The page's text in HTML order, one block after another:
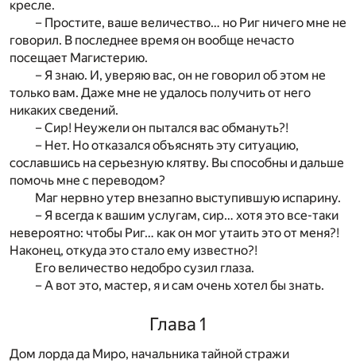
кресле.
– Простите, ваше величество… но Риг ничего мне не
говорил. В последнее время он вообще нечасто
посещает Магистерию.
– Я знаю. И, уверяю вас, он не говорил об этом не
только вам. Даже мне не удалось получить от него
никаких сведений.
– Сир! Неужели он пытался вас обмануть?!
– Нет. Но отказался объяснять эту ситуацию,
сославшись на серьезную клятву. Вы способны и дальше
помочь мне с переводом?
Маг нервно утер внезапно выступившую испарину.
– Я всегда к вашим услугам, сир… хотя это все-таки
невероятно: чтобы Риг… как он мог утаить это от меня?!
Наконец, откуда это стало ему известно?!
Его величество недобро сузил глаза.
– А вот это, мастер, я и сам очень хотел бы знать.
Глава 1
Дом лорда да Миро, начальника тайной стражи